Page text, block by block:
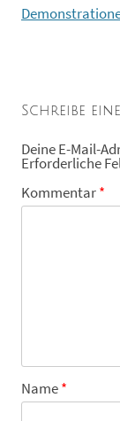
Schreibe
Deine E-Mail-
Erforderliche
Kommentar*
Name*